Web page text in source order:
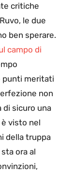
critiche
le due
ben sperare.
campo di
punti meritati
non
sicuro una
visto nel
della truppa
ora al